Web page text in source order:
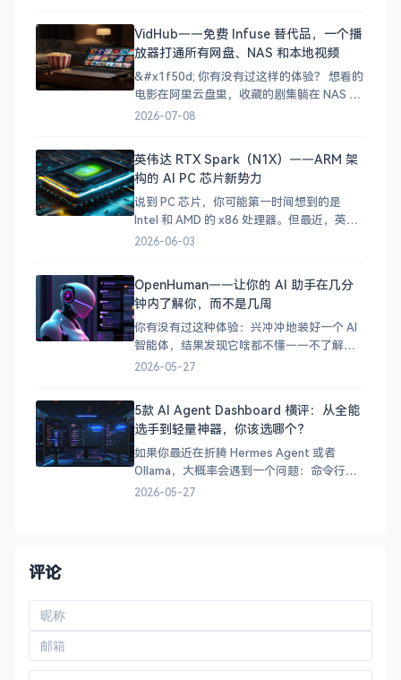
哪了。 这种「资源四处散落」的痛苦，相信
不少影视爱好者都经历过。今天五哥要给大
家介绍的
VidHub——免费 Infuse 替代品，一个播
放器打通所有网盘、NAS 和本地视频
&#x1f50d; 你有没有过这样的体验？ 想看的
电影在阿里云盘里，收藏的剧集躺在 NAS 手
机上下载的视频又因为格式问题播不了……
其实 [VidHub]
(https://zh.okaapps.com/produ
2026-07-08
英伟达 RTX Spark（N1X）——ARM 架
构的 AI PC 芯片新势力
说到 PC 芯片，你可能第一时间想到的是
Intel 和 AMD 的 x86 处理器。但最近，英伟
达（NVIDIA）扔下了一颗重磅炸弹——RTX
英伟达要进军 PC 处理器市场了！
2026-06-03
OpenHuman——让你的 AI 助手在几分
钟内了解你，而不是几周
你有没有过这种体验：兴冲冲地装好一个 AI
智能体，结果发现它啥都不懂——不了解你
的项目、不了解你的习惯、不了解你的技术
问题而生的。这个开源智能体框架的核心理
念很简单：让 AI 在几分钟内了解你，而不是
让你等
2026-05-27
5款 AI Agent Dashboard 横评：从全能
选手到轻量神器，你该选哪个？
如果你最近在折腾 Hermes Agent 或者
Ollama，大概率会遇到一个问题：命令行用
着爽，但总想有个 Web 界面可以随时看看状
2026-05-27
评论